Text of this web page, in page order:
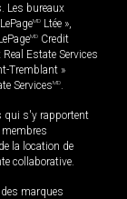
Les bureaux
MD Ltée »,
MD Credit
Real Estate Services
Tremblant »
ServicesMD
qui s'y rapportent
la location de
collaborative.
marques